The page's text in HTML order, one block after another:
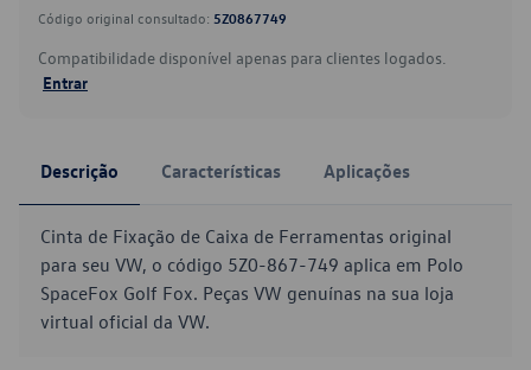
Código original consultado: 5Z0867749
Compatibilidade disponível apenas para clientes logados.
Entrar
Descrição Características Aplicações
Cinta de Fixação de Caixa de Ferramentas original
para seu VW, o código 5Z0-867-749 aplica em Polo
SpaceFox Golf Fox. Peças VW genuínas na sua loja
virtual oficial da VW.